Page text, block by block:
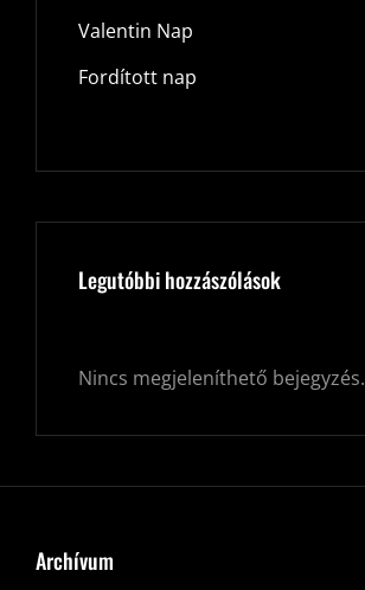
Valentin Nap
Fordított nap
Legutóbbi hozzászólások
Nincs megjeleníthető bejegyzés.
Archívum